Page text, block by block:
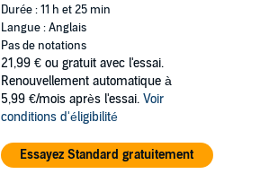
Durée : 11 h et 25 min
Langue : Anglais
Pas de notations
21,99 € ou gratuit avec l'essai.
Renouvellement automatique à
5,99 €/mois après l'essai. Voir
conditions d'éligibilité
Essayez Standard gratuitement